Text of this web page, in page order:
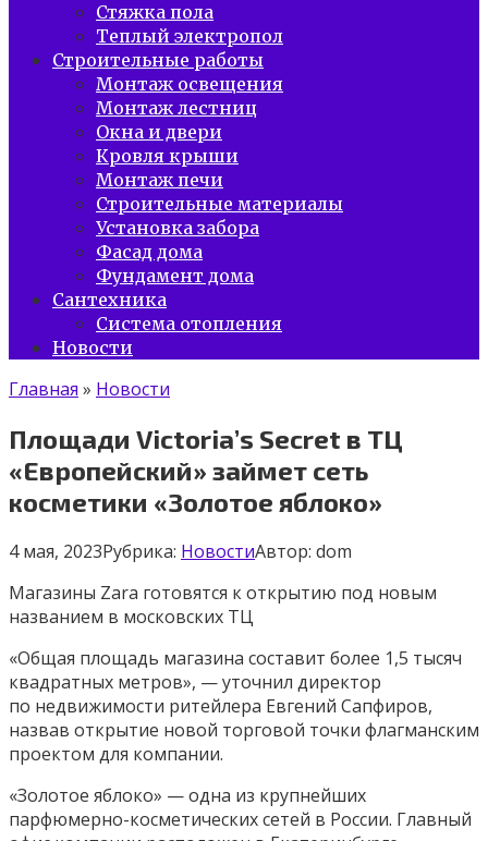
Стяжка пола
Теплый электропол
Строительные работы
Монтаж освещения
Монтаж лестниц
Окна и двери
Кровля крыши
Монтаж печи
Строительные материалы
Установка забора
Фасад дома
Фундамент дома
Сантехника
Система отопления
Новости
Главная » Новости
Площади Victoria’s Secret в ТЦ
«Европейский» займет сеть
косметики «Золотое яблоко»
4 мая, 2023Рубрика: НовостиАвтор: dom
Магазины Zara готовятся к открытию под новым
названием в московских ТЦ
«Общая площадь магазина составит более 1,5 тысяч
квадратных метров», — уточнил директор
по недвижимости ритейлера Евгений Сапфиров,
назвав открытие новой торговой точки флагманским
проектом для компании.
«Золотое яблоко» — одна из крупнейших
парфюмерно-косметических сетей в России. Главный